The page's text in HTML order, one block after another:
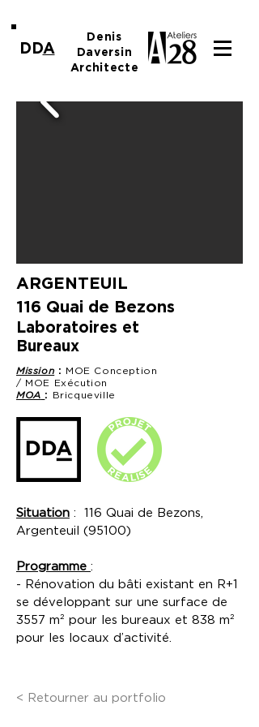
Denis
Daversin
Architecte
DDA
Situation : 116 Quai de Bezons,
Argenteuil (95100)
Programme :
- Rénovation du bâti existant en R+1
se développant sur une surface de
3557 m² pour les bureaux et 838 m²
pour les locaux d’activité.
< Retourner au portfolio
ARGENTEUIL
116 Quai de Bezons
Laboratoires et
Bureaux
Mission: MOE Conception
/ MOE Exécution
MOA : Bricqueville